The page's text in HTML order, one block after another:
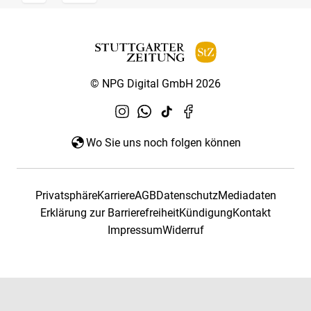
© NPG Digital GmbH 2026
Wo Sie uns noch folgen können
PrivatsphäreKarriereAGBDatenschutzMediadaten
Erklärung zur BarrierefreiheitKündigungKontakt
ImpressumWiderruf